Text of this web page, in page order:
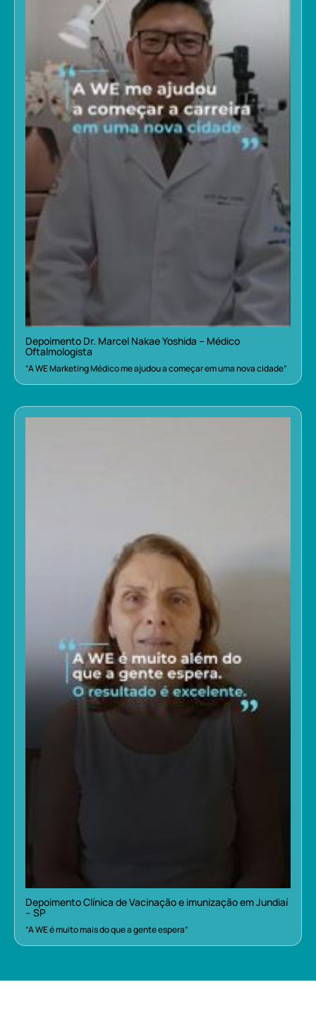
Depoimento Dr. Marcel Nakae Yoshida – Médico
Oftalmologista
“A WE Marketing Médico me ajudou a começar em uma nova cidade”
Depoimento Clínica de Vacinação e imunização em Jundiaí
– SP
“A WE é muito mais do que a gente espera”